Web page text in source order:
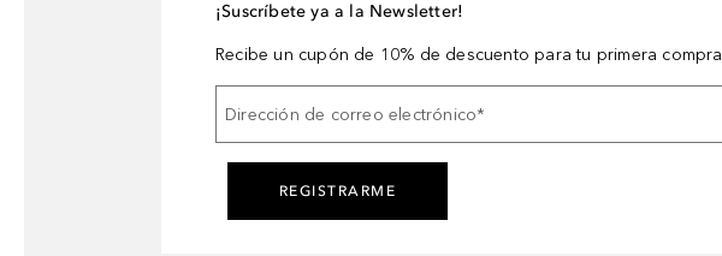
¡Suscríbete ya a la Newsletter!
Recibe un cupón de 10% de descuento para tu primera compra
Dirección de correo electrónico*
REGISTRARME